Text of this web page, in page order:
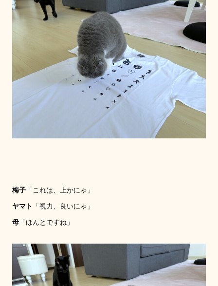
梅子「これは、上かにゃ」
ヤマト 「視力、良いにゃ」
母「ほんとですね」